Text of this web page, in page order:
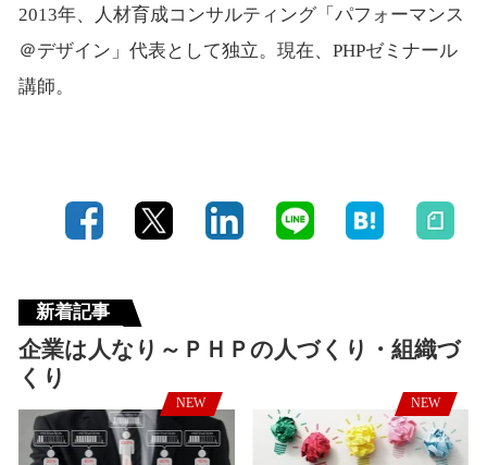
2013年、人材育成コンサルティング「パフォーマンス
＠デザイン」代表として独立。現在、PHPゼミナール
講師。
新着記事
企業は人なり～ＰＨＰの人づくり・組織づ
くり
NEW NEW